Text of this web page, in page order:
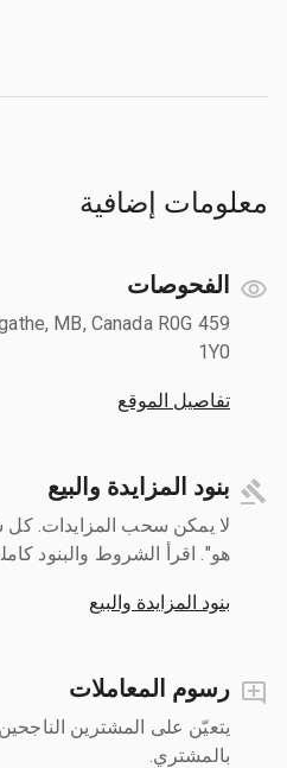
معلومات إضافية
الفحوصات
MB, Canada R0G
1Y0
تفاصيل الموقع
بنود المزايدة والبيع
لا يمكن سحب المزايدات. كل
هو". اقرأ الشروط والبنود
بنود المزايدة والبيع
رسوم المعاملات
يتعيّن على المشترين
بالمشتري.